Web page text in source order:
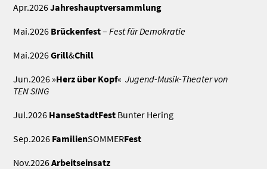
Apr.2026Jahreshauptversammlung
Mai.2026 Brückenfest–Fest für Demokratie
Mai.2026Grill&Chill
Jun.2026 »Herz über Kopf«Jugend-Musik-Theater von
TEN SING
Jul.2026 HanseStadtFest Bunter Hering
Sep.2026 FamilienSOMMERFest
Nov.2026Arbeitseinsatz